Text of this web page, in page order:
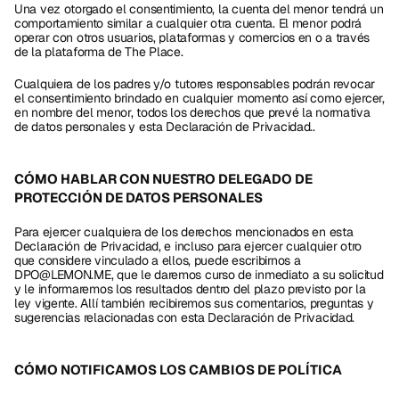
Una vez otorgado el consentimiento, la cuenta del menor tendrá un
comportamiento similar a cualquier otra cuenta. El menor podrá
operar con otros usuarios, plataformas y comercios en o a través
de la plataforma de The Place.
Cualquiera de los padres y/o tutores responsables podrán revocar
el consentimiento brindado en cualquier momento así como ejercer,
en nombre del menor, todos los derechos que prevé la normativa
de datos personales y esta Declaración de Privacidad..
CÓMO HABLAR CON NUESTRO DELEGADO DE
PROTECCIÓN DE DATOS PERSONALES
Para ejercer cualquiera de los derechos mencionados en esta
Declaración de Privacidad, e incluso para ejercer cualquier otro
que considere vinculado a ellos, puede escribirnos a
DPO@LEMON.ME, que le daremos curso de inmediato a su solicitud
y le informaremos los resultados dentro del plazo previsto por la
ley vigente. Allí también recibiremos sus comentarios, preguntas y
sugerencias relacionadas con esta Declaración de Privacidad.
CÓMO NOTIFICAMOS LOS CAMBIOS DE POLÍTICA